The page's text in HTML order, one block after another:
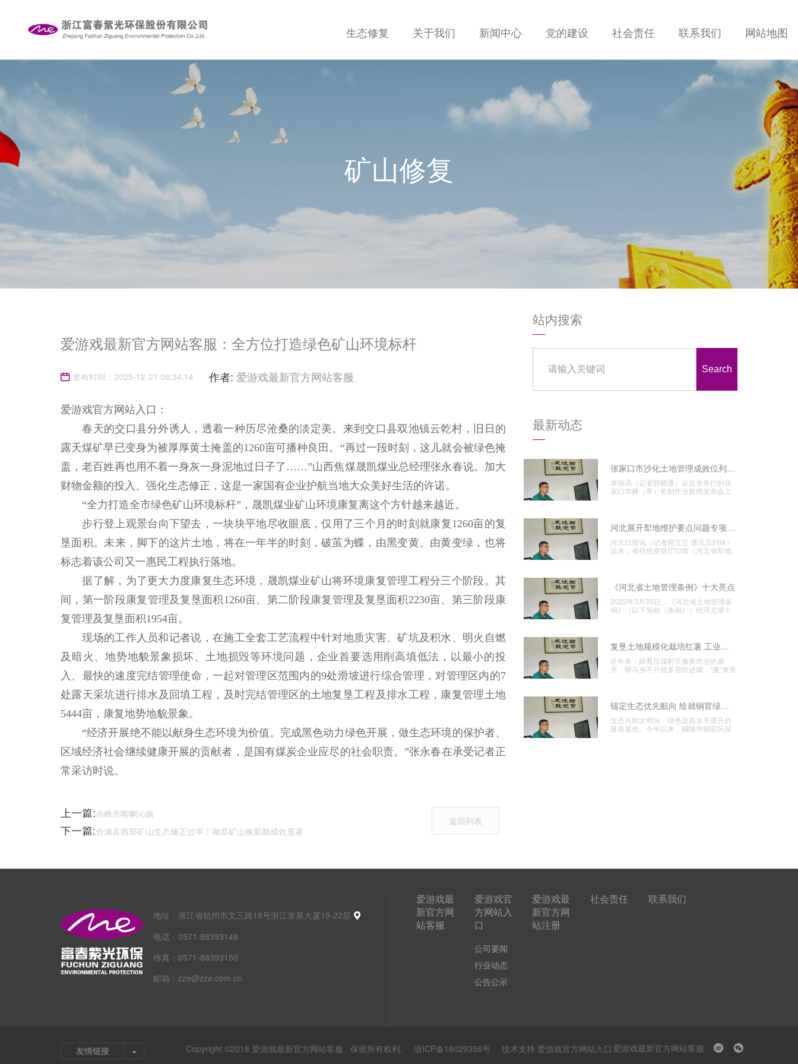
生态修复 关于我们 新闻中心 党的建设 社会责任 联系我们 网站地图
矿山修复
爱游戏最新官方网站客服：全方位打造绿色矿山环境标杆
发布时间：2025-12-21 08:34:14 作者: 爱游戏最新官方网站客服
爱游戏官方网站入口：
春天的交口县分外诱人，透着一种历尽沧桑的淡定美。来到交口县双池镇云乾村，旧日的
露天煤矿早已变身为被厚厚黄土掩盖的1260亩可播种良田。“再过一段时刻，这儿就会被绿色掩
盖，老百姓再也用不着一身灰一身泥地过日子了……”山西焦煤晟凯煤业总经理张永春说。加大
财物金额的投入、强化生态修正，这是一家国有企业护航当地大众美好生活的许诺。
“全力打造全市绿色矿山环境标杆”，晟凯煤业矿山环境康复离这个方针越来越近。
步行登上观景台向下望去，一块块平地尽收眼底，仅用了三个月的时刻就康复1260亩的复
垦面积。未来，脚下的这片土地，将在一年半的时刻，破茧为蝶，由黑变黄、由黄变绿，也将
标志着该公司又一惠民工程执行落地。
据了解，为了更大力度康复生态环境，晟凯煤业矿山将环境康复管理工程分三个阶段。其
间，第一阶段康复管理及复垦面积1260亩、第二阶段康复管理及复垦面积2230亩、第三阶段康
复管理及复垦面积1954亩。
现场的工作人员和记者说，在施工全套工艺流程中针对地质灾害、矿坑及积水、明火自燃
及暗火、地势地貌景象损坏、土地损毁等环境问题，企业首要选用削高填低法，以最小的投
入、最快的速度完结管理使命，一起对管理区范围内的9处滑坡进行综合管理，对管理区内的7
处露天采坑进行排水及回填工程，及时完结管理区的土地复垦工程及排水工程，康复管理土地
5444亩，康复地势地貌景象。
“经济开展绝不能以献身生态环境为价值。完成黑色动力绿色开展，做生态环境的保护者、
区域经济社会继续健康开展的贡献者，是国有煤炭企业应尽的社会职责。”张永春在承受记者正
常采访时说。
上一篇:赤峰市喀喇沁旗
下一篇:合浦县西部矿山生态修正过半！抛弃矿山换新颜成效显著
返回列表
站内搜索
Search
最新动态
张家口市沙化土地管理成效位列全省榜首
本报讯（记者郭晓通）从近来举行的张
家口市林（草）长制作业新闻发布会上
河北展开犁地维护要点问题专项管理
河北日报讯（记者苑立立 通讯员刘炜）
近来，省自然资源厅印发《河北省犁地
《河北省土地管理条例》十大亮点
2022年3月30日，《河北省土地管理条
例》（以下简称《条例》）经河北省十
复垦土地规模化栽培红薯 工业运营显成效
近年来，跟着压煤村庄搬家作业的展
开，驿马乡不只很多居民进城，“搬”来美
锚定生态优先航向 绘就铜官绿色宜居新图景
生态兴则文明兴，绿色是高水平展开的
显着底色。今年以来，铜陵市铜官区深
地址： 浙江省杭州市文三路18号浙江发展大厦19-22层
电话： 0571-88393148
传真： 0571-88393150
邮箱： zze@zze.com.cn
爱游戏最
新官方网
站客服
爱游戏官
方网站入
口
公司要闻
行业动态
公告公示
爱游戏最
新官方网
站注册
社会责任 联系我们
友情链接 Toggle DropdownCopyright ©2018 爱游戏最新官方网站客服 . 保留所有权利. 浙ICP备18029356号 技术支持 爱游戏官方网站入口 爱游戏最新官方网站客服